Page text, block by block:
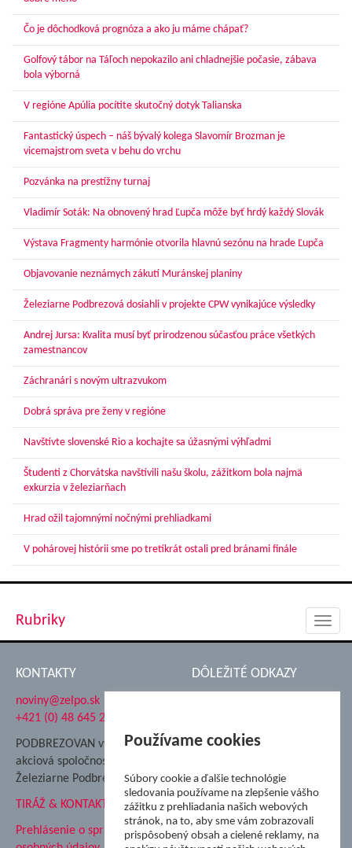
Čo je dôchodková prognóza a ako ju máme chápať?
Golfový tábor na Táľoch nepokazilo ani chladnejšie počasie, zábava
bola výborná
V regióne Apúlia pocítite skutočný dotyk Talianska
Fantastický úspech – náš bývalý kolega Slavomír Brozman je
vicemajstrom sveta v behu do vrchu
Pozvánka na prestížny turnaj
Vladimír Soták: Na obnovený hrad Ľupča môže byť hrdý každý Slovák
Výstava Fragmenty harmónie otvorila hlavnú sezónu na hrade Ľupča
Objavovanie neznámych zákutí Muránskej planiny
Železiarne Podbrezová dosiahli v projekte CPW vynikajúce výsledky
Andrej Jursa: Kvalita musí byť prirodzenou súčasťou práce všetkých
zamestnancov
Záchranári s novým ultrazvukom
Dobrá správa pre ženy v regióne
Navštívte slovenské Rio a kochajte sa úžasnými výhľadmi
Študenti z Chorvátska navštívili našu školu, zážitkom bola najmä
exkurzia v železiarňach
Hrad ožil tajomnými nočnými prehliadkami
V pohárovej histórii sme po tretíkrát ostali pred bránami finále
Rubriky
KONTAKTY
noviny@zelpo.sk
+421 (0) 48 645 2711
PODBREZOVAN vydáva
akciová spoločnosť
Železiarne Podbrezová
TIRÁŽ & KONTAKT
Prehlásenie o spracovaní
DÔLEŽITÉ ODKAZY
Nadácia Železiarne
ŽP Informatika s.r.o.
ŠK Železiarne Podbrezová
Tále a.s.
Používame cookies
Súbory cookie a ďalšie technológie
sledovania používame na zlepšenie vášho
zážitku z prehliadania našich webových
stránok, na to, aby sme vám zobrazovali
prispôsobený obsah a cielené reklamy, na